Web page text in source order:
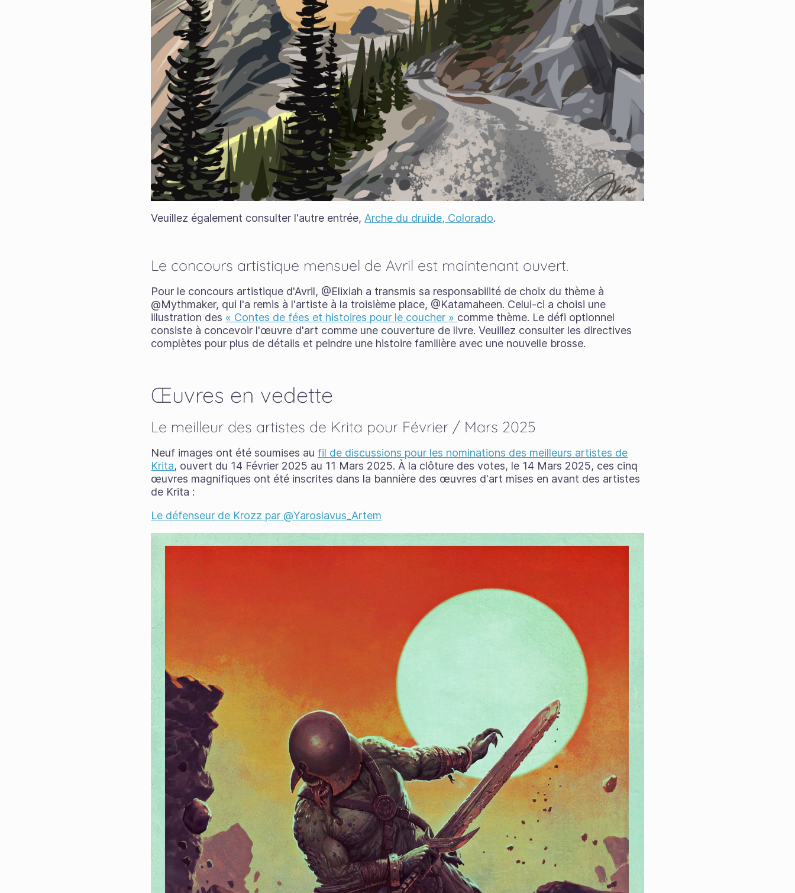
Veuillez également consulter l'autre entrée, Arche du druide, Colorado.
Le concours artistique mensuel de Avril est maintenant ouvert.
Pour le concours artistique d'Avril, @Elixiah a transmis sa responsabilité de choix du thème à
@Mythmaker, qui l'a remis à l'artiste à la troisième place, @Katamaheen. Celui-ci a choisi une
illustration des « Contes de fées et histoires pour le coucher » comme thème. Le défi optionnel
consiste à concevoir l'œuvre d'art comme une couverture de livre. Veuillez consulter les directives
complètes pour plus de détails et peindre une histoire familière avec une nouvelle brosse.
Œuvres en vedette
Le meilleur des artistes de Krita pour Février / Mars 2025
Neuf images ont été soumises au fil de discussions pour les nominations des meilleurs artistes de
Krita, ouvert du 14 Février 2025 au 11 Mars 2025. À la clôture des votes, le 14 Mars 2025, ces cinq
œuvres magnifiques ont été inscrites dans la bannière des œuvres d'art mises en avant des artistes
de Krita :
Le défenseur de Krozz par @Yaroslavus_Artem